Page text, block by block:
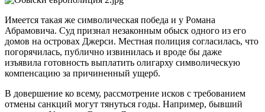
Имеется такая же символическая победа и у Романа
Абрамовича. Суд признал незаконным обыск одного из его
домов на островах Джерси. Местная полиция согласилась, что
погорячилась, публично извинилась и вроде бы даже
изъявила готовность выплатить олигарху символическую
компенсацию за причиненный ущерб.
В довершение ко всему, рассмотрение исков с требованием
отмены санкций могут тянуться годы. Например, бывший